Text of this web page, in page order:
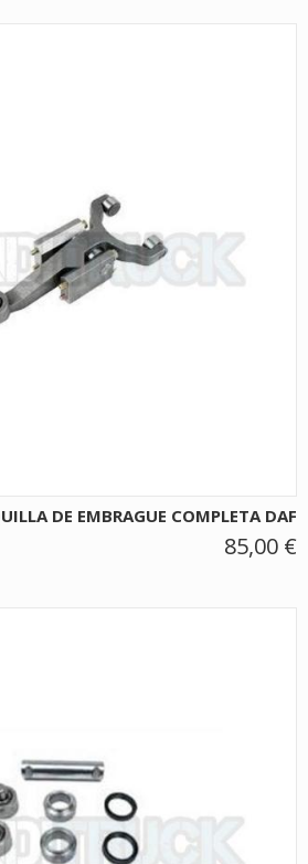
DE EMBRAGUE COMPLETA DAF
85,00 €